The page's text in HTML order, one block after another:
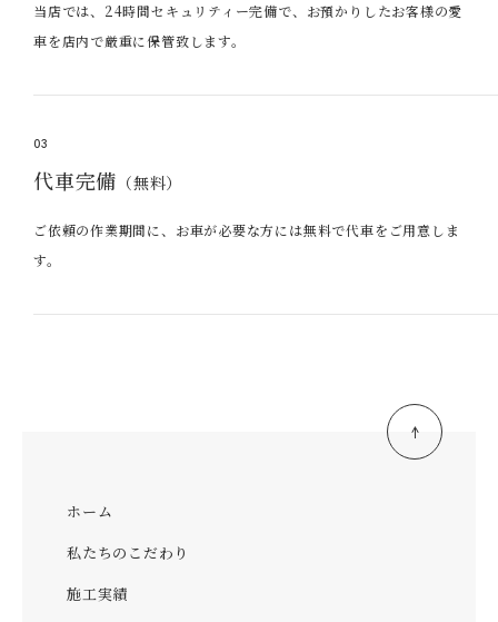
当店では、24時間セキュリティー完備で、お預かりしたお客様の愛
車を店内で厳重に保管致します。
03
代車完備 （無料）
ご依頼の作業期間に、お車が必要な方には無料で代車をご用意しま
す。
ホーム
私たちのこだわり
施工実績